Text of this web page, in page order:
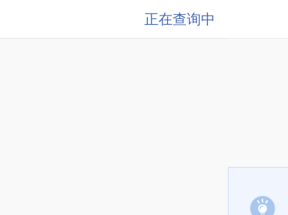
正在查询中